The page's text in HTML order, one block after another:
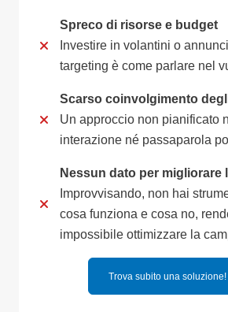
Spreco di risorse e budget
Investire in volantini o
targeting è come parlare nel
Scarso coinvolgimento
Un approccio non pianificato
interazione né passaparola
Nessun dato per migliorare
Improvvisando, non hai
cosa funziona e cosa no,
impossibile ottimizzare la
Trova subito una soluzione!